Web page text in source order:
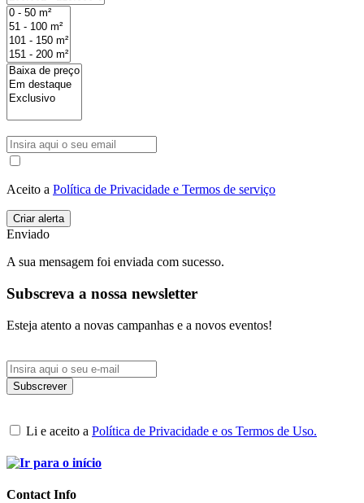
Aceito a Política de Privacidade e Termos de serviço
Enviado
A sua mensagem foi enviada com sucesso.
Subscreva a nossa newsletter
Esteja atento a novas campanhas e a novos eventos!
Li e aceito a Política de Privacidade e os Termos de Uso.
Contact Info